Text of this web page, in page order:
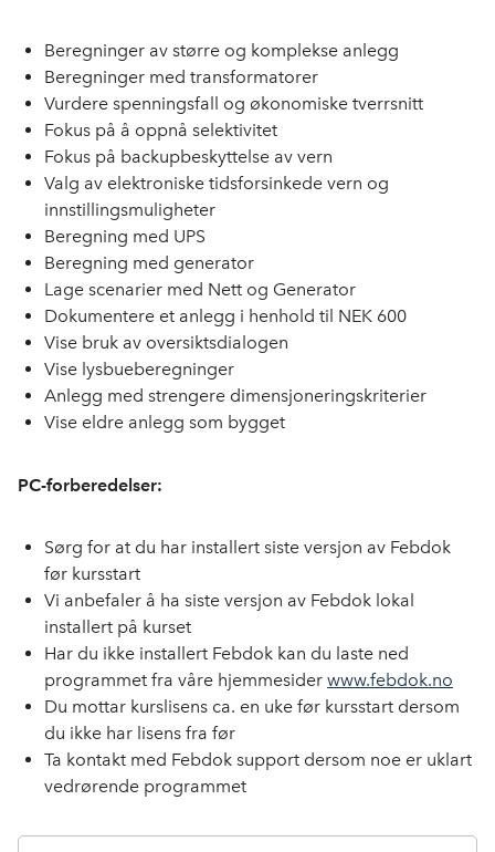
Beregninger av større og komplekse anlegg
Beregninger med transformatorer
Vurdere spenningsfall og økonomiske tverrsnitt
Fokus på å oppnå selektivitet
Fokus på backupbeskyttelse av vern
Valg av elektroniske tidsforsinkede vern og
innstillingsmuligheter
Beregning med UPS
Beregning med generator
Lage scenarier med Nett og Generator
Dokumentere et anlegg i henhold til NEK 600
Vise bruk av oversiktsdialogen
Vise lysbueberegninger
Anlegg med strengere dimensjoneringskriterier
Vise eldre anlegg som bygget
PC-forberedelser:
Sørg for at du har installert siste versjon av Febdok
før kursstart
Vi anbefaler å ha siste versjon av Febdok lokal
installert på kurset​
Har du ikke installert Febdok kan du laste ned
programmet fra våre hjemmesider www.febdok.no
Du mottar kurslisens ca. en uke før kursstart dersom
du ikke har lisens fra før
Ta kontakt med Febdok support dersom noe er uklart
vedrørende programmet